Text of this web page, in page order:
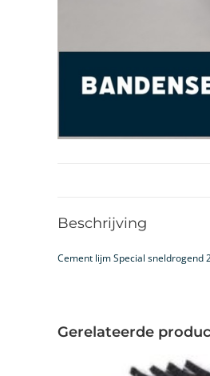
Beschrijving
Cement lijm Special sneldrogend
Gerelateerde